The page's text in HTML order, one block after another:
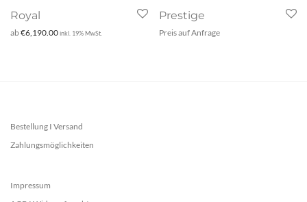
Royal
ab€6,190.00inkl. 19% MwSt.
Prestige
Preis auf Anfrage
Bestellung I Versand
Zahlungsmöglichkeiten
Impressum